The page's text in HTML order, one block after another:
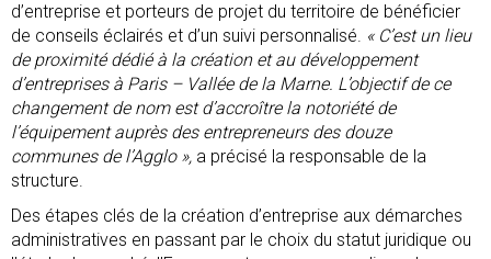
d’entreprise et porteurs de projet du territoire de bénéficier
de conseils éclairés et d’un suivi personnalisé. « C’est un lieu
de proximité dédié à la création et au développement
d’entreprises à Paris – Vallée de la Marne. L’objectif de ce
changement de nom est d’accroître la notoriété de
l’équipement auprès des entrepreneurs des douze
communes de l’Agglo », a précisé la responsable de la
structure.
Des étapes clés de la création d’entreprise aux démarches
administratives en passant par le choix du statut juridique ou